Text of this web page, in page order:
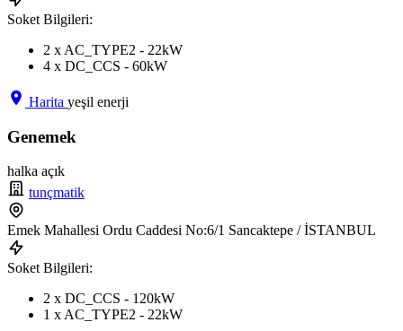
Soket Bilgileri:
2 x AC_TYPE2 - 22kW
4 x DC_CCS - 60kW
Harita yeşil enerji
Genemek
halka açık
tunçmatik
Emek Mahallesi Ordu Caddesi No:6/1 Sancaktepe / İSTANBUL
Soket Bilgileri:
2 x DC_CCS - 120kW
1 x AC_TYPE2 - 22kW